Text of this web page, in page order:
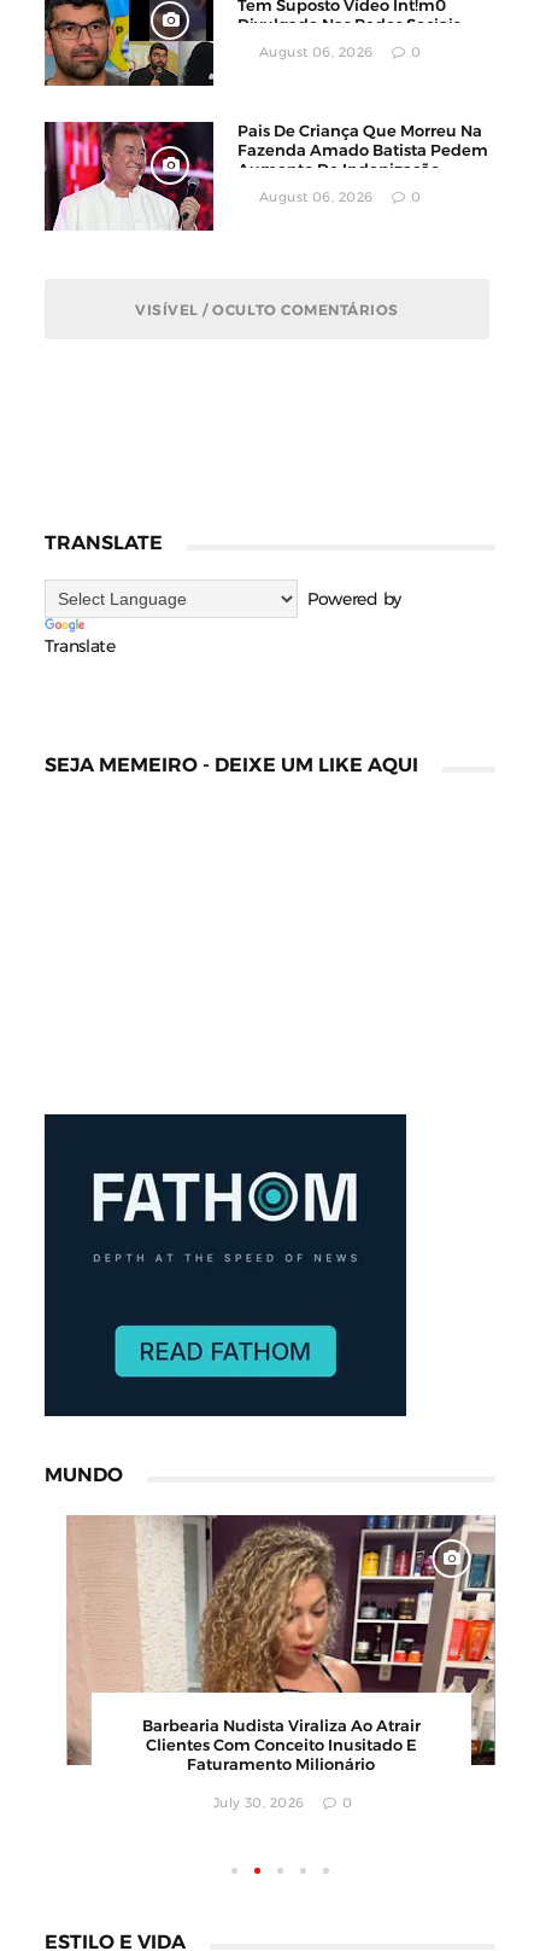
Tem Suposto Vídeo Ínt!m0
Divulgado Nas Redes Sociais
August 06, 2026 0
Pais De Criança Que Morreu Na
Fazenda Amado Batista Pedem
Aumento De Indenização
August 06, 2026 0
VISÍVEL / OCULTO COMENTÁRIOS
TRANSLATE
Powered by
Translate
SEJA MEMEIRO - DEIXE UM LIKE AQUI
MUNDO
Barbearia Nudista Viraliza Ao Atrair
Clientes Com Conceito Inusitado E
Faturamento Milionário
July 30, 2026 0
ESTILO E VIDA